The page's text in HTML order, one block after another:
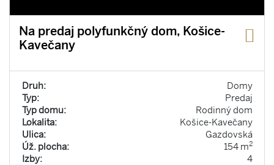
Na predaj polyfunkčný dom, Košice-
Kavečany
Druh:
Domy
Typ:
Predaj
Typ domu:
Rodinný dom
Lokalita:
Košice-Kavečany
Ulica:
Gazdovská
Úž. plocha:
154 m2
Izby: 4